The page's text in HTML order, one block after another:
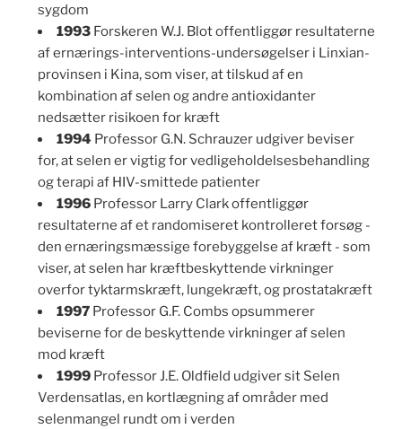
sygdom
1993 Forskeren W.J. Blot offentliggør resultaterne
af ernærings-interventions-undersøgelser i Linxian-
provinsen i Kina, som viser, at tilskud af en
kombination af selen og andre antioxidanter
nedsætter risikoen for kræft
1994 Professor G.N. Schrauzer udgiver beviser
for, at selen er vigtig for vedligeholdelsesbehandling
og terapi af HIV-smittede patienter
1996 Professor Larry Clark offentliggør
resultaterne af et randomiseret kontrolleret forsøg -
den ernæringsmæssige forebyggelse af kræft - som
viser, at selen har kræftbeskyttende virkninger
overfor tyktarmskræft, lungekræft, og prostatakræft
1997 Professor G.F. Combs opsummerer
beviserne for de beskyttende virkninger af selen
mod kræft
1999 Professor J.E. Oldfield udgiver sit Selen
Verdensatlas, en kortlægning af områder med
selenmangel rundt om i verden